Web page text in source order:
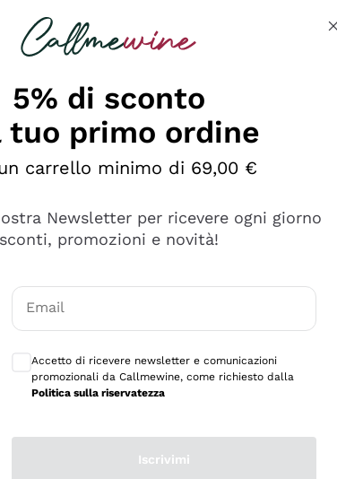
5% di sconto
tuo primo ordine
carrello minimo di 69,00 €
Newsletter per ricevere ogni giorno
sconti, promozioni e novità!
Email
Accetto di ricevere newsletter e comunicazioni
promozionali da Callmewine, come richiesto dalla
Politica sulla riservatezza
Iscrivimi